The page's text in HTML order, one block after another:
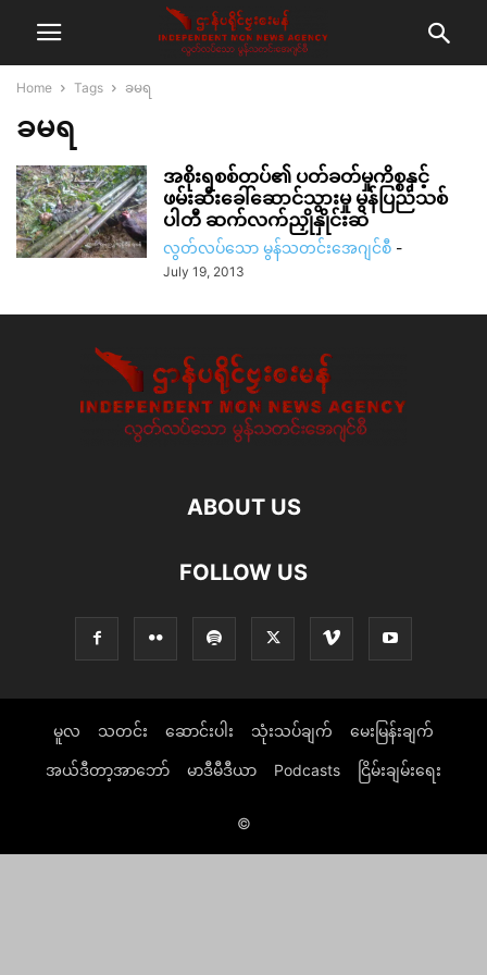
Home Tags ခမရ
ခမရ
အစိုးရစစ်တပ်၏ ပတ်ခတ်မှုကိစ္စနှင့်
ဖမ်းဆီးခေါ်ဆောင်သွားမှု မွန်ပြည်သစ်
ပါတီ ဆက်လက်ညှိုနှိုင်းဆဲ
လွတ်လပ်သော မွန်သတင်းအေဂျင်စီ -
July 19, 2013
ABOUT US
FOLLOW US
မူလ သတင်း ဆောင်းပါး သုံးသပ်ချက် မေးမြန်းချက်
အယ်ဒီတာ့အာဘော် မာဒီမီဒီယာ Podcasts ငြိမ်းချမ်းရေး
©